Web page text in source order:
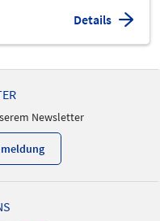
Details
Newsletter